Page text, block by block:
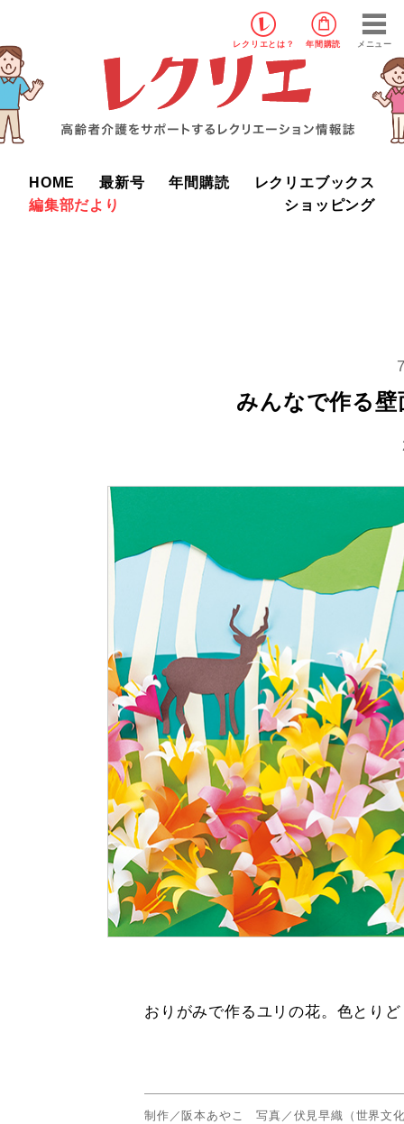
レクリエ とは？ 年間購読 メニュー
HOME 最新号 年間購読
レクリエブックス
編集部だより
ショッピング
みんなで作る
おりがみで作るユリの花。色とり
制作／阪本あやこ 写真／伏見早織（世界文